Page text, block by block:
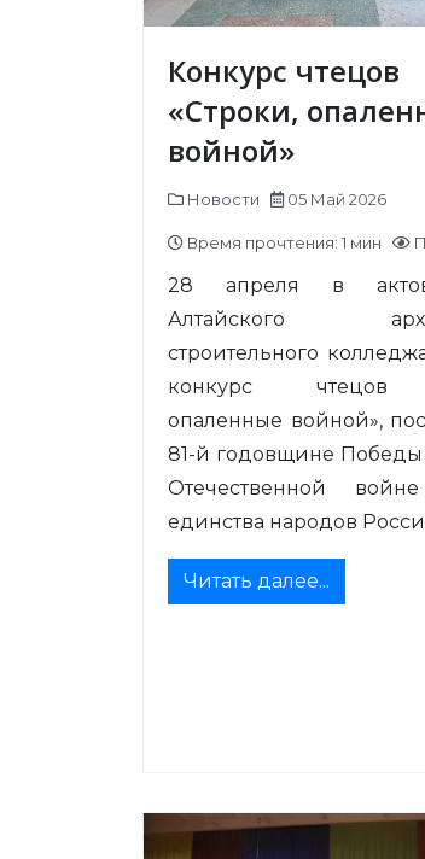
Конкурс чтецов
«Строки,
войной»
Новости 05 Май 2026
Время прочтения: 1 мин
28 апреля в
Алтайского
строительного
конкурс чтецов
опаленные войной»,
81-й годовщине
Отечественной
единства народов
Читать далее...